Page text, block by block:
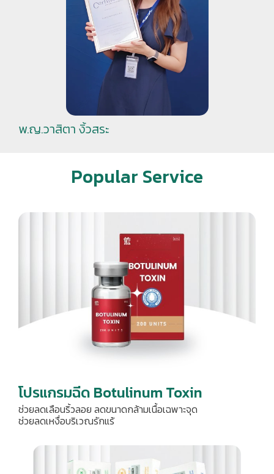
พ.ญ.วาสิตา งิ้วสระ
Popular Service
โปรแกรมฉีด Botulinum Toxin
ช่วยลดเลือนริ้วลอย ลดขนาดกล้ามเนื้อเฉพาะจุด
ช่วยลดเหงื่อบริเวณรักแร้